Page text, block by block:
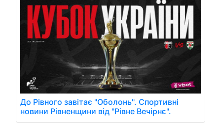
До Рівного завітає "Оболонь". Спортивні
новини Рівненщини від "Рівне Вечірнє".